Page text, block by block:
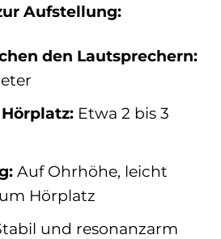
Aufstellung:
den Lautsprechern:
Etwa 2 bis 3
Auf Ohrhöhe, leicht
Hörplatz
und resonanzarm